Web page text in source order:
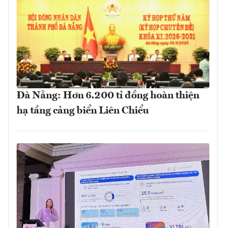
Đà Nẵng: Hơn 6.200 tỉ đồng hoàn thiện
hạ tầng cảng biển Liên Chiểu